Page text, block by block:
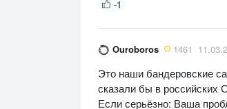
-1
Ouroboros 1461
Это наши бандеровские
сказали бы в российских
Если серьёзно: Ваша